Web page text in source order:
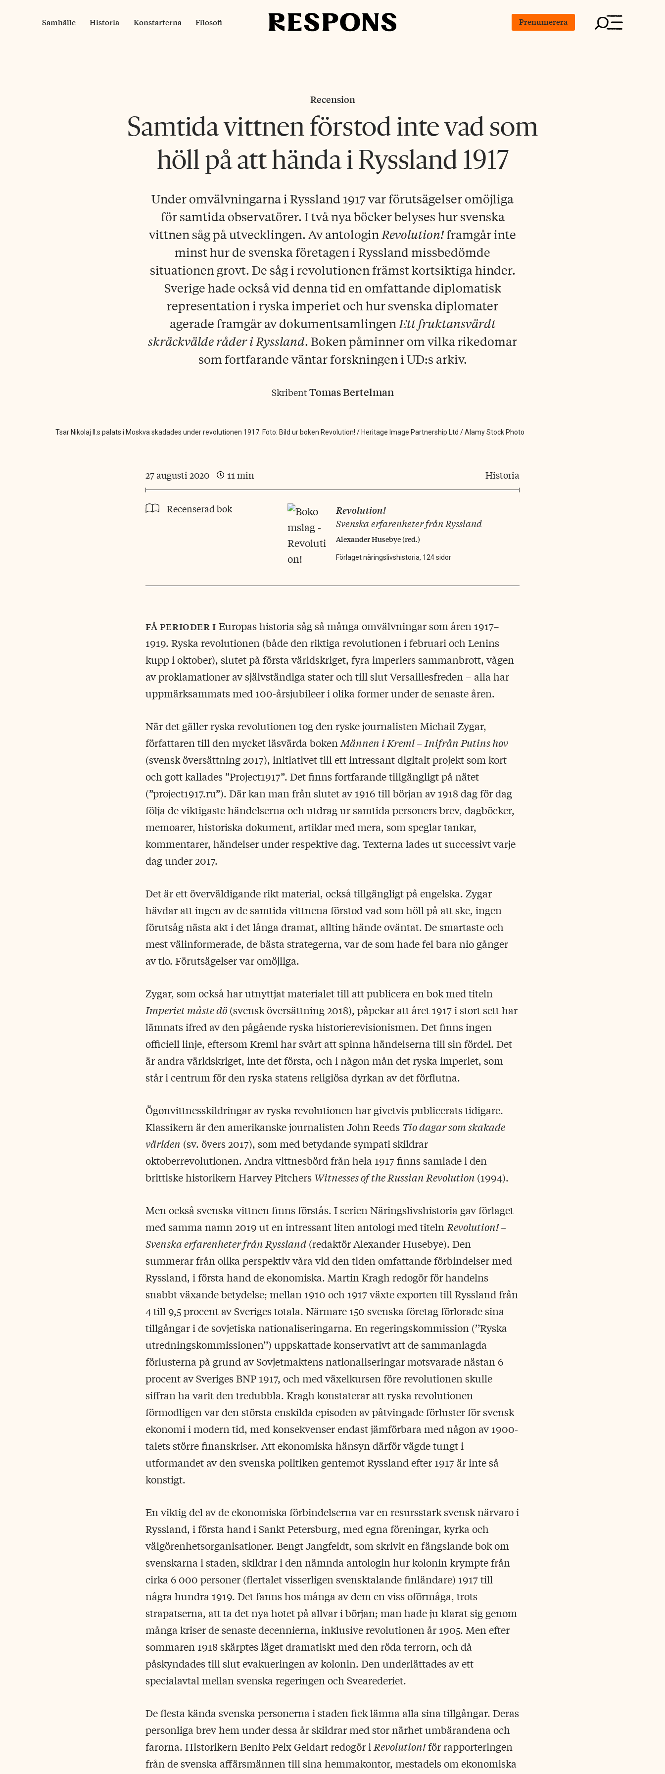
Samhälle Historia Konstarterna Filosofi Prenumerera
Recension
Samtida vittnen förstod inte vad som
höll på att hända i Ryssland 1917
Under omvälvningarna i Ryssland 1917 var förutsägelser omöjliga
för samtida observatörer. I två nya böcker belyses hur svenska
vittnen såg på utvecklingen. Av antologin Revolution!framgår inte
minst hur de svenska företagen i Ryssland missbedömde
situationen grovt. De såg i revolutionen främst kortsiktiga hinder.
Sverige hade också vid denna tid en omfattande diplomatisk
representation i ryska imperiet och hur svenska diplomater
agerade framgår av dokumentsamlingen Ett fruktansvärdt
skräckvälde råder i Ryssland. Boken påminner om vilka rikedomar
som fortfarande väntar forskningen i UD:s arkiv.
SkribentTomas Bertelman
Tsar Nikolaj II:s palats i Moskva skadades under revolutionen 1917. Foto: Bild ur boken Revolution! / Heritage Image Partnership Ltd / Alamy Stock Photo
27 augusti 2020 11 min Historia
Recenserad bok Revolution!
Svenska erfarenheter från Ryssland
Alexander Husebye (red.)
Förlaget näringslivshistoria, 124 sidor
få perioder i Europas historia såg så många omvälvningar som åren 1917–
1919. Ryska revolutionen (både den riktiga revolutionen i februari och Lenins
kupp i oktober), slutet på första världskriget, fyra imperiers sammanbrott, vågen
av proklamationer av självständiga stater och till slut Versaillesfreden – alla har
uppmärksammats med 100-årsjubileer i olika former under de senaste åren.
När det gäller ryska revolutionen tog den ryske journalisten Michail Zygar,
författaren till den mycket läsvärda boken Männen i Kreml – Inifrån Putins hov
(svensk översättning 2017), initiativet till ett intressant digitalt projekt som kort
och gott kallades ”Project1917”. Det finns fortfarande tillgängligt på nätet
(”project1917.ru”). Där kan man från slutet av 1916 till början av 1918 dag för dag
följa de viktigaste händelserna och utdrag ur samtida personers brev, dagböcker,
memoarer, historiska dokument, artiklar med mera, som speglar tankar,
kommentarer, händelser under respektive dag. Texterna lades ut successivt varje
dag under 2017.
Det är ett överväldigande rikt material, också tillgängligt på engelska. Zygar
hävdar att ingen av de samtida vittnena förstod vad som höll på att ske, ingen
förutsåg nästa akt i det långa dramat, allting hände oväntat. De smartaste och
mest välinformerade, de bästa strategerna, var de som hade fel bara nio gånger
av tio. Förutsägelser var omöjliga.
Zygar, som också har utnyttjat materialet till att publicera en bok med titeln
Imperiet måste dö (svensk översättning 2018), påpekar att året 1917 i stort sett har
lämnats ifred av den pågående ryska historierevisionismen. Det finns ingen
officiell linje, eftersom Kreml har svårt att spinna händelserna till sin fördel. Det
är andra världskriget, inte det första, och i någon mån det ryska imperiet, som
står i centrum för den ryska statens religiösa dyrkan av det förflutna.
Ögonvittnesskildringar av ryska revolutionen har givetvis publicerats tidigare.
Klassikern är den amerikanske journalisten John Reeds Tio dagar som skakade
världen (sv. övers 2017), som med betydande sympati skildrar
oktoberrevolutionen. Andra vittnesbörd från hela 1917 finns samlade i den
brittiske historikern Harvey Pitchers Witnesses of the Russian Revolution (1994).
Men också svenska vittnen finns förstås. I serien Näringslivshistoria gav förlaget
med samma namn 2019 ut en intressant liten antologi med titeln Revolution! –
Svenska erfarenheter från Ryssland (redaktör Alexander Husebye). Den
summerar från olika perspektiv våra vid den tiden omfattande förbindelser med
Ryssland, i första hand de ekonomiska. Martin Kragh redogör för handelns
snabbt växande betydelse; mellan 1910 och 1917 växte exporten till Ryssland från
4 till 9,5 procent av Sveriges totala. Närmare 150 svenska företag förlorade sina
tillgångar i de sovjetiska nationaliseringarna. En regeringskommission (’’Ryska
utredningskommissionen’’) uppskattade konservativt att de sammanlagda
förlusterna på grund av Sovjetmaktens nationaliseringar motsvarade nästan 6
procent av Sveriges BNP 1917, och med växelkursen före revolutionen skulle
siffran ha varit den tredubbla. Kragh konstaterar att ryska revolutionen
förmodligen var den största enskilda episoden av påtvingade förluster för svensk
ekonomi i modern tid, med konsekvenser endast jämförbara med någon av 1900-
talets större finanskriser. Att ekonomiska hänsyn därför vägde tungt i
utformandet av den svenska politiken gentemot Ryssland efter 1917 är inte så
konstigt.
En viktig del av de ekonomiska förbindelserna var en resursstark svensk närvaro i
Ryssland, i första hand i Sankt Petersburg, med egna föreningar, kyrka och
välgörenhetsorganisationer. Bengt Jangfeldt, som skrivit en fängslande bok om
svenskarna i staden, skildrar i den nämnda antologin hur kolonin krympte från
cirka 6 000 personer (flertalet visserligen svensktalande finländare) 1917 till
några hundra 1919. Det fanns hos många av dem en viss oförmåga, trots
strapatserna, att ta det nya hotet på allvar i början; man hade ju klarat sig genom
många kriser de senaste decennierna, inklusive revolutionen år 1905. Men efter
sommaren 1918 skärptes läget dramatiskt med den röda terrorn, och då
påskyndades till slut evakueringen av kolonin. Den underlättades av ett
specialavtal mellan svenska regeringen och Svearederiet.
De flesta kända svenska personerna i staden fick lämna alla sina tillgångar. Deras
personliga brev hem under dessa år skildrar med stor närhet umbärandena och
farorna. Historikern Benito Peix Geldart redogör i Revolution!för rapporteringen
från de svenska affärsmännen till sina hemmakontor, mestadels om ekonomiska